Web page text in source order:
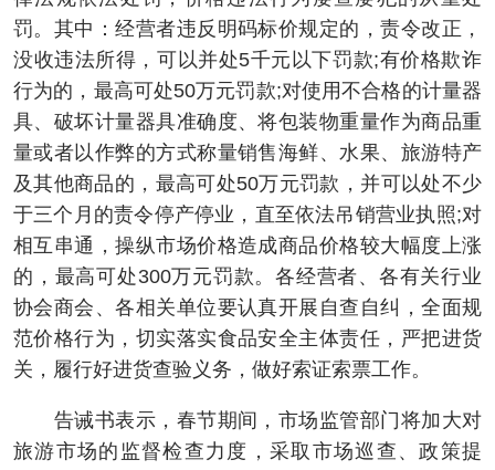
罚。其中：经营者违反明码标价规定的，责令改正，
没收违法所得，可以并处5千元以下罚款;有价格欺诈
行为的，最高可处50万元罚款;对使用不合格的计量器
具、破坏计量器具准确度、将包装物重量作为商品重
量或者以作弊的方式称量销售海鲜、水果、旅游特产
及其他商品的，最高可处50万元罚款，并可以处不少
于三个月的责令停产停业，直至依法吊销营业执照;对
相互串通，操纵市场价格造成商品价格较大幅度上涨
的，最高可处300万元罚款。各经营者、各有关行业
协会商会、各相关单位要认真开展自查自纠，全面规
范价格行为，切实落实食品安全主体责任，严把进货
关，履行好进货查验义务，做好索证索票工作。
告诫书表示，春节期间，市场监管部门将加大对
旅游市场的监督检查力度，采取市场巡查、政策提